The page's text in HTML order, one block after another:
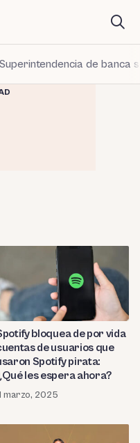
de banca
bloquea de por vida
de usuarios que
Spotify pirata:
les espera ahora?
marzo, 2025